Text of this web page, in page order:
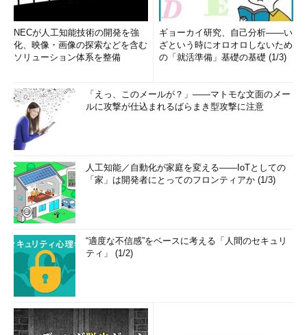
NECが人工知能技術の開発を強
化、映像・画像の探索などを含む
ソリューション体系を整備
ギョーカイ研究、自己分析――い
ざという時にオロオロしないため
の「就活準備」基礎の基礎 (1/3)
「えっ、このメールが？」――マトモな文面のメー
ルに攻撃が仕込まれるばらまき型攻撃に注意
人工知能／自動化が家庭を変える――IoTとしての
「家」は開発者にとってのフロンティアか (1/3)
“適度な不信感”をベースに考える「人間のセキュリ
ティ」 (1/2)